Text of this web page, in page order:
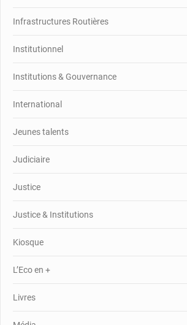
Infrastructures Routières
Institutionnel
Institutions & Gouvernance
International
Jeunes talents
Judiciaire
Justice
Justice & Institutions
Kiosque
L’Eco en +
Livres